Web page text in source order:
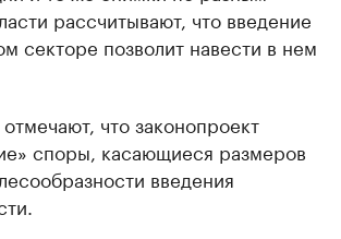
рассчитывают, что введение
секторе позволит навести в нем
что законопроект
споры, касающиеся размеров
введения